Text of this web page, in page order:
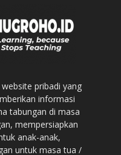
website pribadi yang
informasi
tabungan di masa
mempersiapkan
anak-anak,
untuk masa tua /